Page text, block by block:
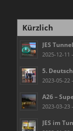
Kürzlich
JES
2025-12-11
5.
2023-05-22
A26 –
2023-03-23
JES im